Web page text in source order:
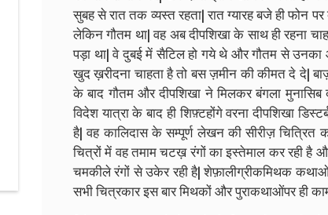
सुबह से रात तक व्यस्त रहता| रात ग्यारह बजे ही फोन पर
लेकिन गौतम था| वह अब दीपशिखा के साथ ही रहना
पड़ा था| वे दुबई में सैटिल हो गये थे और गौतम से उनका
खुद ख़रीदना चाहता है तो बस ज़मीन की कीमत दे दे|
के बाद गौतम और दीपशिखा ने मिलकर बंगला
विदेश यात्रा के बाद ही शिफ़्टहोंगे वरना दीपशिखा
है| वह कालिदास के सम्पूर्ण लेखन की सीरीज़
चित्रों में वह तमाम चटख़ रंगों का इस्तेमाल कर रही है
चमकीले रंगों से उकेर रही है| शेफ़ालीग्रीकमिथक
सभी चित्रकार इस बार मिथकों और पुराकथाओंपर ही